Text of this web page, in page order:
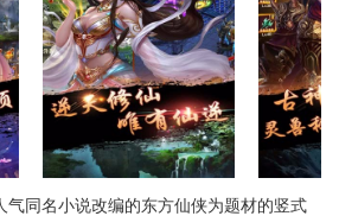
气同名小说改编的东方仙侠为题材的竖式